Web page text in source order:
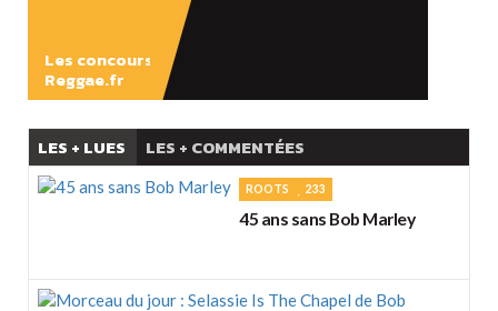
Les concours
Reggae.fr
LES + LUES LES + COMMENTÉES
ROOTS 233
45 ans sans Bob Marley